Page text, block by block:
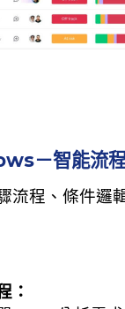
－智能流
流程、條件邏
：